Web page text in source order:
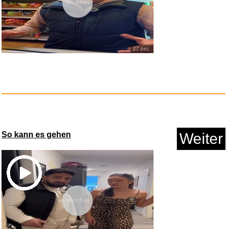
Anzeige
Vorschau
27 sec.
So kann es gehen Weiter
Vorschau